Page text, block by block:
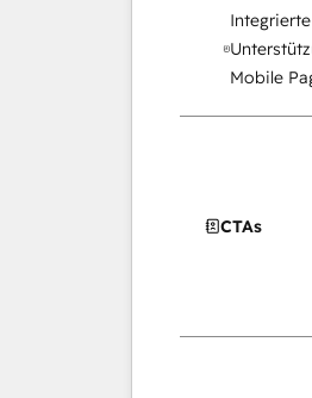
Mobile
CTAs